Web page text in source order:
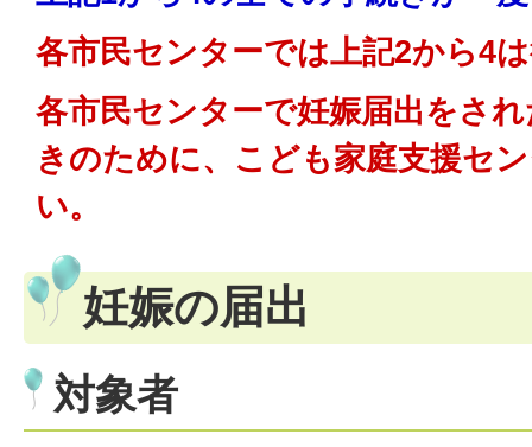
各市民センターでは上記2から4
各市民センターで妊娠届出をさ
きのために、こども家庭支援セ
い。
妊娠の届出
対象者